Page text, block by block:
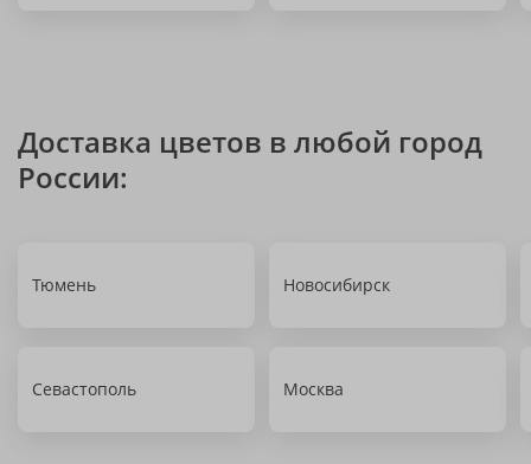
Доставка цветов в любой город
России:
Тюмень Новосибирск
Севастополь Москва